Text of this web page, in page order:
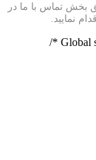
بخش تماس با ما در
نمایید.